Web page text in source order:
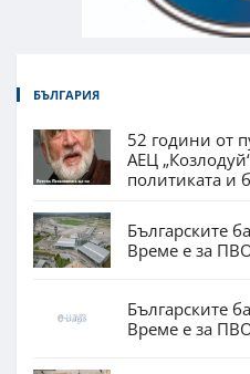
БЪЛГАРИЯ
52 години от
АЕЦ
политиката и
Българските
Време е за
Българските
Време е за